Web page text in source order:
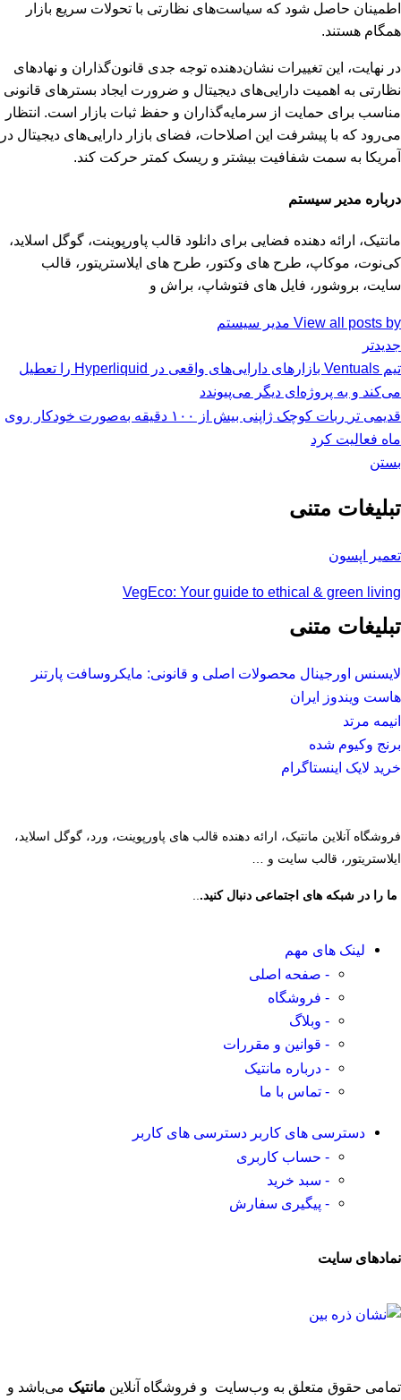
اطمینان حاصل شود که سیاست‌های نظارتی با تحولات سریع بازار
همگام هستند.
در نهایت، این تغییرات نشان‌دهنده توجه جدی قانون‌گذاران و نهادهای
نظارتی به اهمیت دارایی‌های دیجیتال و ضرورت ایجاد بسترهای قانونی
مناسب برای حمایت از سرمایه‌گذاران و حفظ ثبات بازار است. انتظار
می‌رود که با پیشرفت این اصلاحات، فضای بازار دارایی‌های دیجیتال در
آمریکا به سمت شفافیت بیشتر و ریسک کمتر حرکت کند.
درباره مدیر سیستم
مانتیک، ارائه دهنده فضایی برای دانلود قالب پاورپوینت، گوگل اسلاید،
کی‌نوت، موکاپ، طرح های وکتور، طرح های ایلاستریتور، قالب
سایت، بروشور، فایل های فتوشاپ، براش و
View all posts by مدیر سیستم
جدیدتر
تیم Ventuals بازارهای دارایی‌های واقعی در Hyperliquid را تعطیل
می‌کند و به پروژه‌ای دیگر می‌پیوندد
قدیمی تر
ربات کوچک ژاپنی بیش از ۱۰۰ دقیقه به‌صورت خودکار روی
ماه فعالیت کرد
بستن
تبلیغات متنی
تعمیر اپسون
VegEco: Your guide to ethical & green living
تبلیغات متنی
لایسنس اورجینال محصولات اصلی و قانونی: مایکروسافت پارتنر
هاست ویندوز ایران
انیمه مرتد
برنج وکیوم شده
خرید لایک اینستاگرام
فروشگاه آنلاین مانتیک، ارائه دهنده قالب های پاورپوینت، ورد، گوگل اسلاید،
ایلاستریتور، قالب سایت و …
ما را در شبکه های اجتماعی دنبال کنید...
لینک های مهم
- صفحه اصلی
- فروشگاه
- وبلاگ
- قوانین و مقررات
- درباره مانتیک
- تماس با ما
دسترسی های کاربر دسترسی های کاربر
- حساب کاربری
- سبد خرید
- پیگیری سفارش
نمادهای سایت
تمامی حقوق متعلق به وب‌سایت و فروشگاه‌ آنلاین مانتیک می‌باشد و